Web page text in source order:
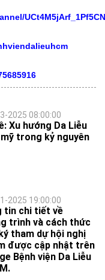
2025 08:00:00
Xu hướng Da Liễu
trong kỷ nguyên
2025 19:00:00
tin chi tiết về
trình và cách thức
tham dự hội nghị
được cập nhật trên
Bệnh viện Da Liễu